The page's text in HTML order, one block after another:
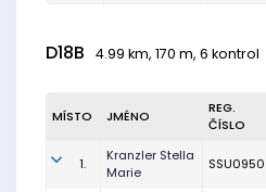
D18B 4.99 km, 170 m, 6 kontrol
MÍSTO JMÉNO
REG.
ČÍSLO
1.
Kranzler Stella
Marie
SSU0950